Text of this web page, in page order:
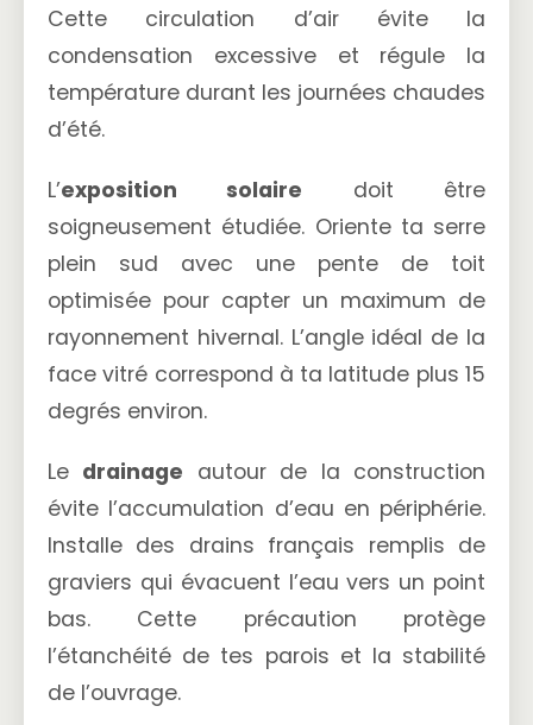
Cette circulation d’air évite la
condensation excessive et régule la
température durant les journées chaudes
d’été.
L’exposition solaire doit être
soigneusement étudiée. Oriente ta serre
plein sud avec une pente de toit
optimisée pour capter un maximum de
rayonnement hivernal. L’angle idéal de la
face vitré correspond à ta latitude plus 15
degrés environ.
Le drainage autour de la construction
évite l’accumulation d’eau en périphérie.
Installe des drains français remplis de
graviers qui évacuent l’eau vers un point
bas. Cette précaution protège
l’étanchéité de tes parois et la stabilité
de l’ouvrage.